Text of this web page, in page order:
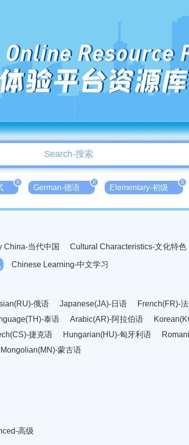
Resource
验平台资源库
X
German-德语
X
Elementary-初级
X
China-当代中国 Cultural Characteristics-文化特色
Chinese Learning-中文学习
俄语 Japanese(JA)-日语
French(FR)-
泰语 Arabic(AR)-阿拉伯语
捷克语 Hungarian(HU)-匈牙利语
Mongolian(MN)-蒙古语
高级